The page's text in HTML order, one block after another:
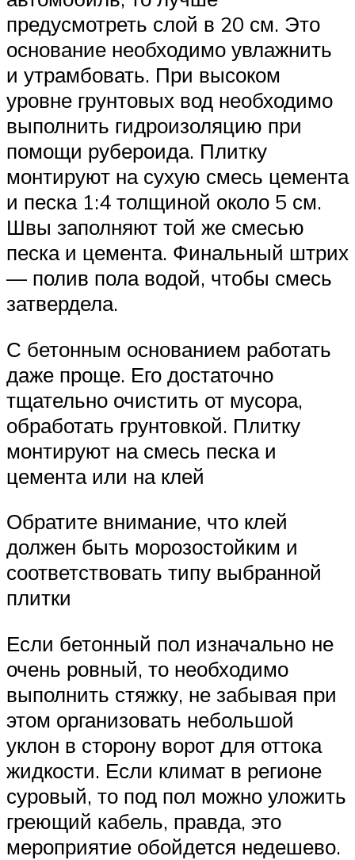
предусмотреть слой в 20 см. Это
основание необходимо увлажнить
и утрамбовать. При высоком
уровне грунтовых вод необходимо
выполнить гидроизоляцию при
помощи рубероида. Плитку
монтируют на сухую смесь цемента
и песка 1:4 толщиной около 5 см.
Швы заполняют той же смесью
песка и цемента. Финальный штрих
— полив пола водой, чтобы смесь
затвердела.
С бетонным основанием работать
даже проще. Его достаточно
тщательно очистить от мусора,
обработать грунтовкой. Плитку
монтируют на смесь песка и
цемента или на клей
Обратите внимание, что клей
должен быть морозостойким и
соответствовать типу выбранной
плитки
Если бетонный пол изначально не
очень ровный, то необходимо
выполнить стяжку, не забывая при
этом организовать небольшой
уклон в сторону ворот для оттока
жидкости. Если климат в регионе
суровый, то под пол можно уложить
греющий кабель, правда, это
мероприятие обойдется недешево.